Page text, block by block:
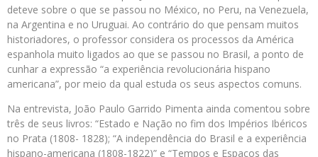
deteve sobre o que se passou no México, no Peru, na Venezuela,
na Argentina e no Uruguai. Ao contrário do que pensam muitos
historiadores, o professor considera os processos da América
espanhola muito ligados ao que se passou no Brasil, a ponto de
cunhar a expressão “a experiência revolucionária hispano
americana”, por meio da qual estuda os seus aspectos comuns.
Na entrevista, João Paulo Garrido Pimenta ainda comentou sobre
três de seus livros: “Estado e Nação no fim dos Impérios Ibéricos
no Prata (1808- 1828); “A independência do Brasil e a experiência
hispano-americana (1808-1822)” e “Tempos e Espaços das